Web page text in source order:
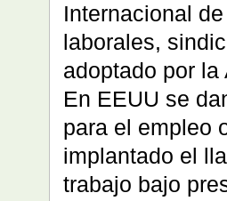
Internacional
laborales,
adoptado por
En EEUU se
para el empleo
implantado el
trabajo bajo